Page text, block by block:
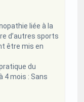
liée à la
d’autres sports
être mis en
du
4 mois : Sans